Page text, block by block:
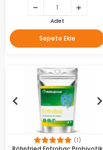
Adet
Sepete Ekle
(1)